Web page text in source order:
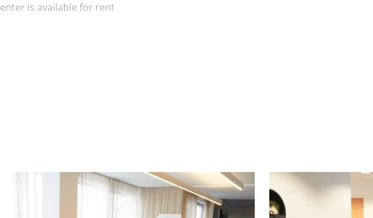
is available for rent